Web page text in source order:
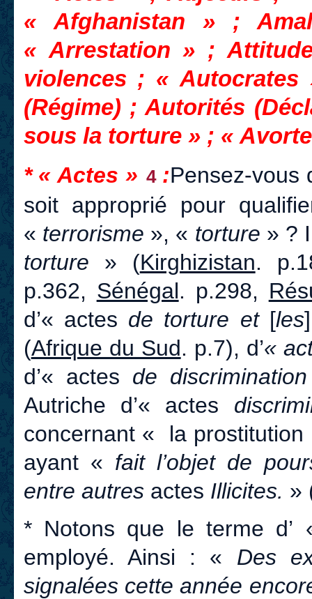
« Afghanistan » ;
« Arrestation » ;
violences ; «
(Régime) ; Autorités
sous la torture » ; «
* « Actes » 4:Pensez-vous
soit approprié pour
« terrorisme », « torture » ?
torture » (Kirghizistan.
p.362, Sénégal. p.298,
d’« actes de torture et[les]
(Afrique du Sud. p.7), d’«
d’« actes de
Autriche d’« actes
concernant « la
ayant « fait l’objet de
entre autres actes Illicites. »
* Notons que le terme
employé. Ainsi : « Des
signalées cette année